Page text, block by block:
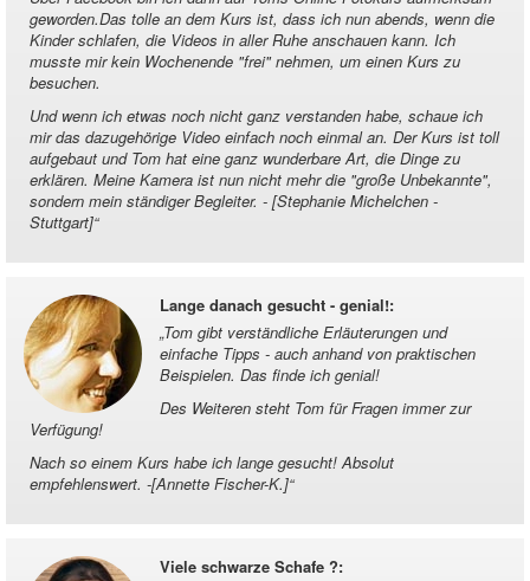
geworden.Das tolle an dem Kurs ist, dass ich nun abends, wenn die
Kinder schlafen, die Videos in aller Ruhe anschauen kann. Ich
musste mir kein Wochenende "frei" nehmen, um einen Kurs zu
besuchen.
Und wenn ich etwas noch nicht ganz verstanden habe, schaue ich
mir das dazugehörige Video einfach noch einmal an. Der Kurs ist toll
aufgebaut und Tom hat eine ganz wunderbare Art, die Dinge zu
erklären. Meine Kamera ist nun nicht mehr die "große Unbekannte",
sondern mein ständiger Begleiter. - [Stephanie Michelchen -
Stuttgart]“
Lange danach gesucht - genial!:
„Tom gibt verständliche Erläuterungen und
einfache Tipps - auch anhand von praktischen
Beispielen. Das finde ich genial!
Des Weiteren steht Tom für Fragen immer zur
Verfügung!
Nach so einem Kurs habe ich lange gesucht! Absolut
empfehlenswert. -[Annette Fischer-K.]“
Viele schwarze Schafe ?: